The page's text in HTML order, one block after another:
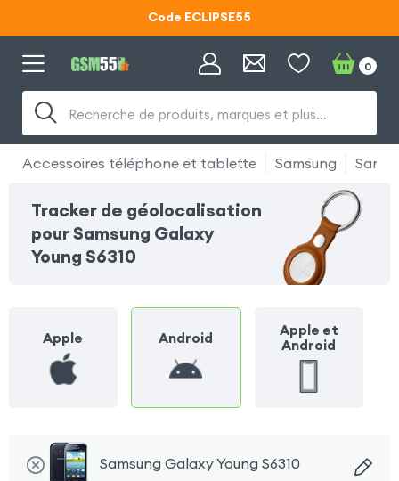
Code ECLIPSE55
Recherche de produits, marques et plus…
0
Accessoires téléphone et tablette Samsung
Tracker de géolocalisation
pour Samsung Galaxy
Young S6310
Apple Android
Apple et
Android
Samsung Galaxy Young S6310